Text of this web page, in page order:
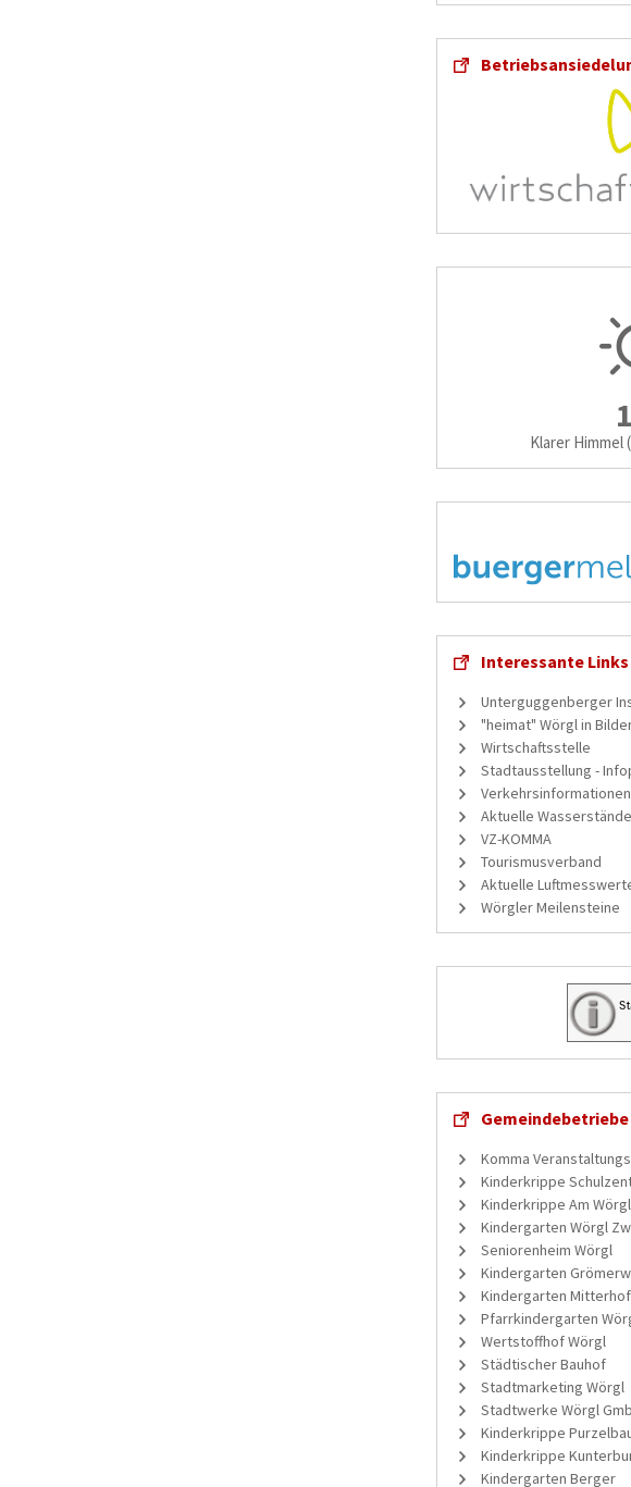
Klarer Himmel
Interessante Links
Unterguggenberger
"heimat" Wörgl in
Wirtschaftsstelle
Stadtausstellung -
Verkehrsinformationen
Aktuelle Wasserstände
VZ-KOMMA
Tourismusverband
Aktuelle
Wörgler Meilensteine
Gemeindebetriebe
Komma
Kinderkrippe
Kinderkrippe Am
Kindergarten Wörgl
Seniorenheim Wörgl
Kindergarten
Kindergarten
Pfarrkindergarten
Wertstoffhof Wörgl
Städtischer Bauhof
Stadtmarketing Wörgl
Stadtwerke Wörgl
Kinderkrippe
Kinderkrippe
Kindergarten Berger